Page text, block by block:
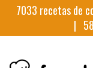
7033 recetas de
|